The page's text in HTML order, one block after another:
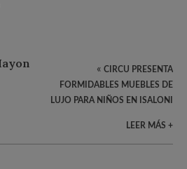
« CIRCU PRESENTA
FORMIDABLES MUEBLES DE
LUJO PARA NIÑOS EN ISALONI
LEER MÁS +